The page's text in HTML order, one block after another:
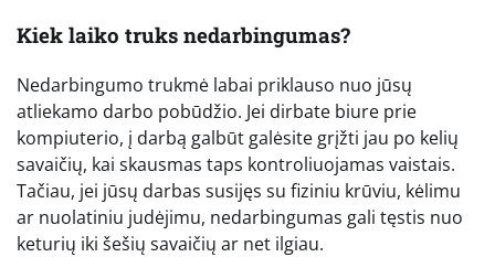
Kiek laiko truks nedarbingumas?
Nedarbingumo trukmė labai priklauso nuo jūsų
atliekamo darbo pobūdžio. Jei dirbate biure prie
kompiuterio, į darbą galbūt galėsite grįžti jau po kelių
savaičių, kai skausmas taps kontroliuojamas vaistais.
Tačiau, jei jūsų darbas susijęs su fiziniu krūviu, kėlimu
ar nuolatiniu judėjimu, nedarbingumas gali tęstis nuo
keturių iki šešių savaičių ar net ilgiau.